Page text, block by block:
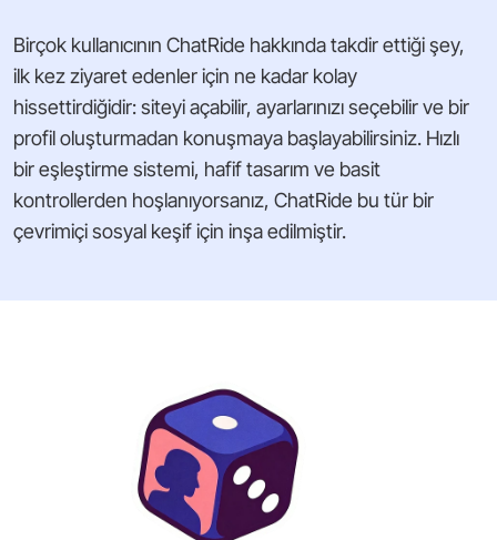
Birçok kullanıcının ChatRide hakkında takdir ettiği şey,
ilk kez ziyaret edenler için ne kadar kolay
hissettirdiğidir: siteyi açabilir, ayarlarınızı seçebilir ve bir
profil oluşturmadan konuşmaya başlayabilirsiniz. Hızlı
bir eşleştirme sistemi, hafif tasarım ve basit
kontrollerden hoşlanıyorsanız, ChatRide bu tür bir
çevrimiçi sosyal keşif için inşa edilmiştir.